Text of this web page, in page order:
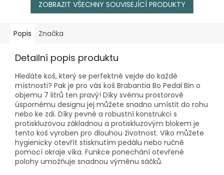
ZOBRAZIT VŠECHNY SOUVISEJÍCÍ PRODUKTY
Popis Značka
Detailní popis produktu
Hledáte koš, který se perfektně vejde do každé
místnosti? Pak je pro vás koš Brabantia Bo Pedal Bin o
objemu 7 litrů ten pravý! Díky svému prostorově
úspornému designu jej můžete snadno umístit do rohu
nebo ke zdi. Díky pevné a robustní konstrukci s
protiskluzovou základnou a protiskluzovým blokem je
tento koš vyroben pro dlouhou životnost. Víko můžete
hygienicky otevřít stisknutím pedálu nebo ručně
pomocí okraje víka. Funkce ponechání otevřené
polohy umožňuje snadnou výměnu sáčků.